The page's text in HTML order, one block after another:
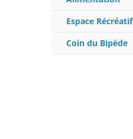
Espace Récréatif
Coin du Bipède